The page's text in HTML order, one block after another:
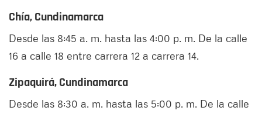
Chía, Cundinamarca
Desde las 8:45 a. m. hasta las 4:00 p. m. De la calle
16 a calle 18 entre carrera 12 a carrera 14.
Zipaquirá, Cundinamarca
Desde las 8:30 a. m. hasta las 5:00 p. m. De la calle